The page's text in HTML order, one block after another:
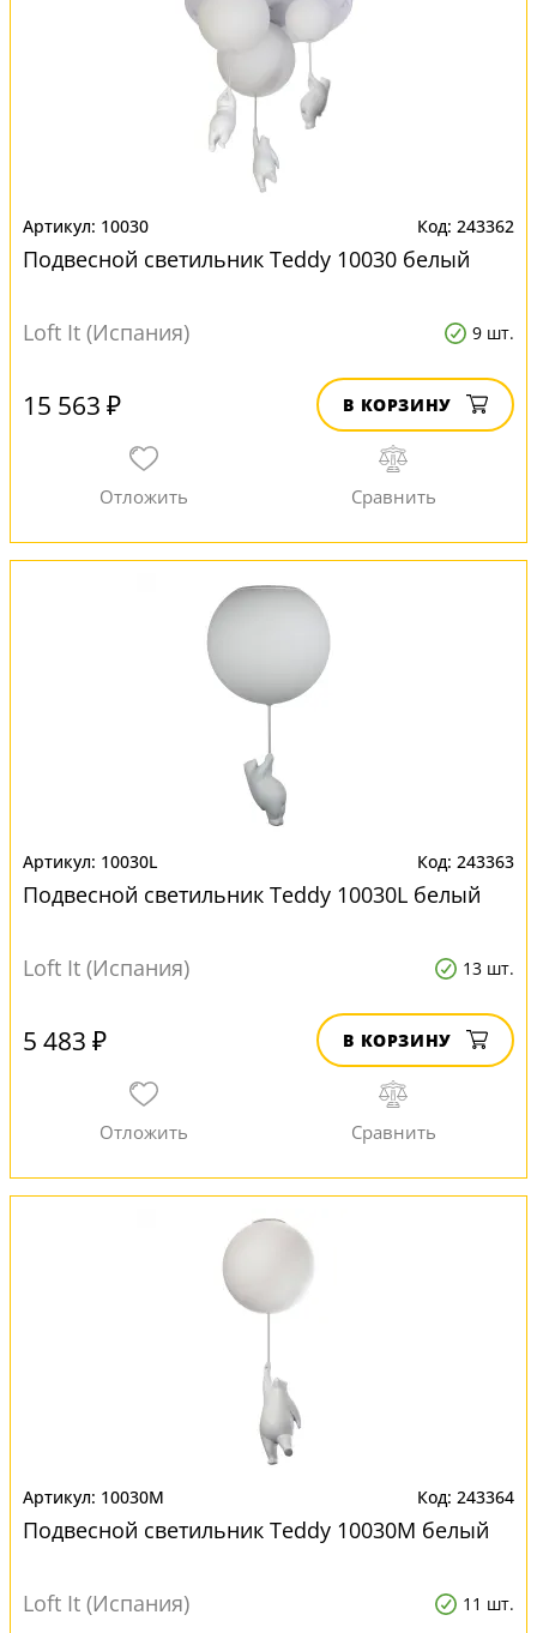
10030 243362
Подвесной светильник Teddy 10030 белый
Loft It (Испания) 9 шт.
15 563 ₽ В КОРЗИНУ
10030L 243363
Подвесной светильник Teddy 10030L белый
Loft It (Испания) 13 шт.
5 483 ₽ В КОРЗИНУ
10030M 243364
Подвесной светильник Teddy 10030M белый
Loft It (Испания) 11 шт.